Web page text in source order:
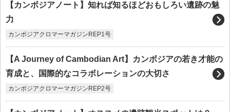
【カンボジアノート】知れば知るほどおもしろい遺跡の魅
力
カンボジアクロマーマガジンREP1号
【A Journey of Cambodian Art】カンボジアの若き才能の
育成と、国際的なコラボレーションの大切さ
カンボジアクロマーマガジンREP2号